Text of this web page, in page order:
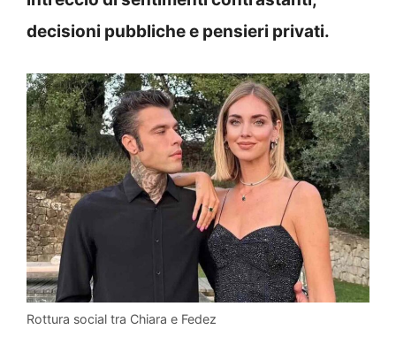
decisioni pubbliche e pensieri privati.
Rottura social tra Chiara e Fedez